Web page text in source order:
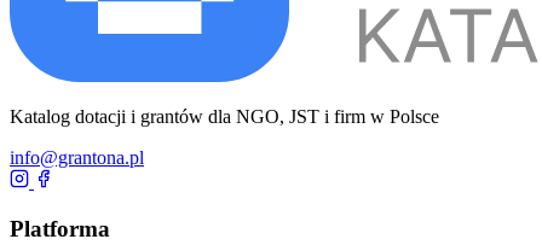
Katalog dotacji i grantów dla NGO, JST i firm w Polsce
info@grantona.pl
Platforma